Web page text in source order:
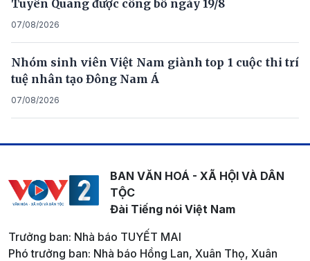
Tuyên Quang được công bố ngày 19/8
07/08/2026
Nhóm sinh viên Việt Nam giành top 1 cuộc thi trí
tuệ nhân tạo Đông Nam Á
07/08/2026
BAN VĂN HOÁ - XÃ HỘI VÀ DÂN
TỘC
Đài Tiếng nói Việt Nam
Trưởng ban: Nhà báo TUYẾT MAI
Phó trưởng ban: Nhà báo Hồng Lan, Xuân Thọ, Xuân